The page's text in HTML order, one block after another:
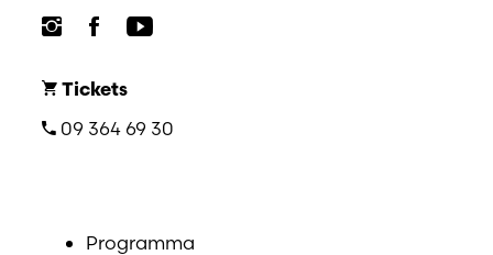
Tickets
09 364 69 30
Programma